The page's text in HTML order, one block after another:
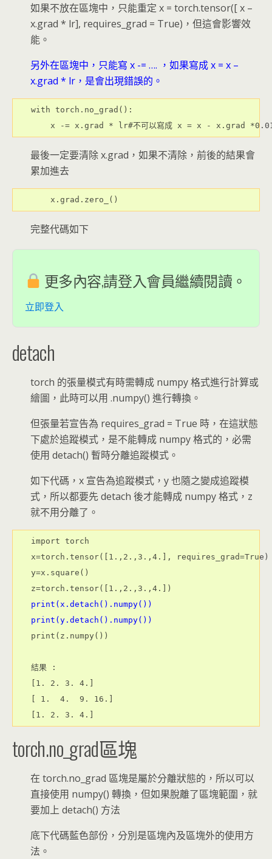
如果不放在區塊中，只能重定 x = torch.tensor([ x –
x.grad * lr], requires_grad = True)，但這會影響效
能。
另外在區塊中，只能寫 x -= …. ，如果寫成 x = x –
x.grad * lr，是會出現錯誤的。
with torch.no_grad():
最後一定要清除 x.grad，如果不清除，前後的結果會
累加進去
完整代碼如下
更多內容,請登入會員繼續閱讀。
立即登入
detach
torch 的張量模式有時需轉成 numpy 格式進行計算或
繪圖，此時可以用 .numpy() 進行轉換。
但張量若宣告為 requires_grad = True 時，在這狀態
下處於追蹤模式，是不能轉成 numpy 格式的，必需
使用 detach() 暫時分離追蹤模式。
如下代碼，x 宣告為追蹤模式，y 也隨之變成追蹤模
式，所以都要先 detach 後才能轉成 numpy 格式，z
就不用分離了。
import torch
x=torch.tensor([1.,2.,3.,4.], requires_grad=True)
y=x.square()
print(x.detach().numpy())
print(y.detach().numpy())
print(z.numpy())
結果 :
[1. 2. 3. 4.]
[ 1.  4.  9. 16.]
torch.no_grad區塊
在 torch.no_grad 區塊是屬於分離狀態的，所以可以
直接使用 numpy() 轉換，但如果脫離了區塊範圍，就
要加上 detach() 方法
底下代碼藍色部份，分別是區塊內及區塊外的使用方
法。